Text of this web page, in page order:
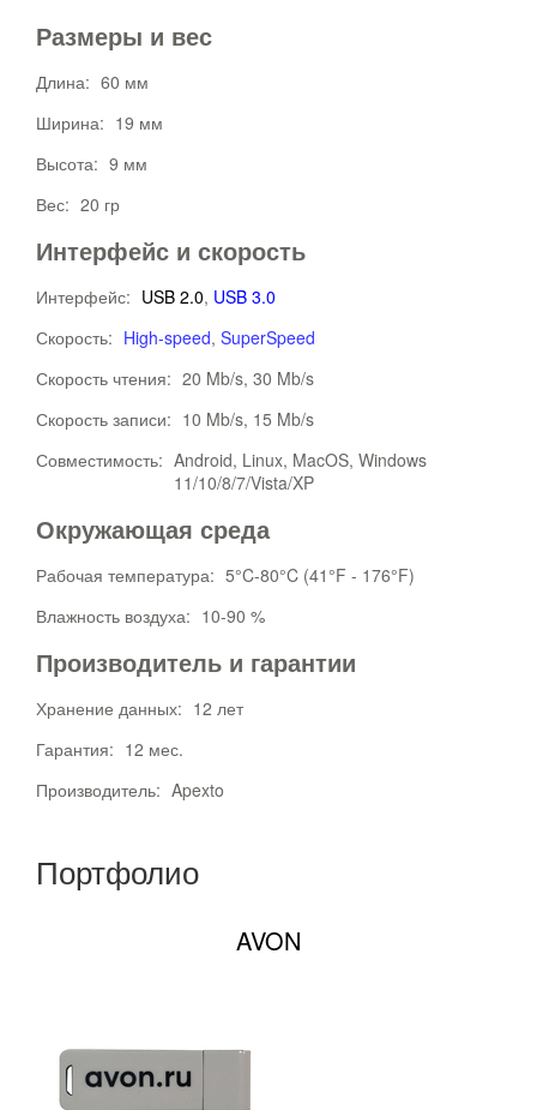
Размеры и вес
Длина: 60 мм
Ширина: 19 мм
Высота: 9 мм
Вес: 20 гр
Интерфейс и скорость
Интерфейс: USB 2.0, USB 3.0
Скорость: High-speed, SuperSpeed
Скорость чтения: 20 Mb/s, 30 Mb/s
Скорость записи: 10 Mb/s, 15 Mb/s
Совместимость: Android, Linux, MacOS, Windows
11/10/8/7/Vista/XP
Окружающая среда
Рабочая температура: 5°C-80°C (41°F - 176°F)
Влажность воздуха: 10-90 %
Производитель и гарантии
Хранение данных: 12 лет
Гарантия: 12 мес.
Производитель: Apexto
Портфолио
AVON